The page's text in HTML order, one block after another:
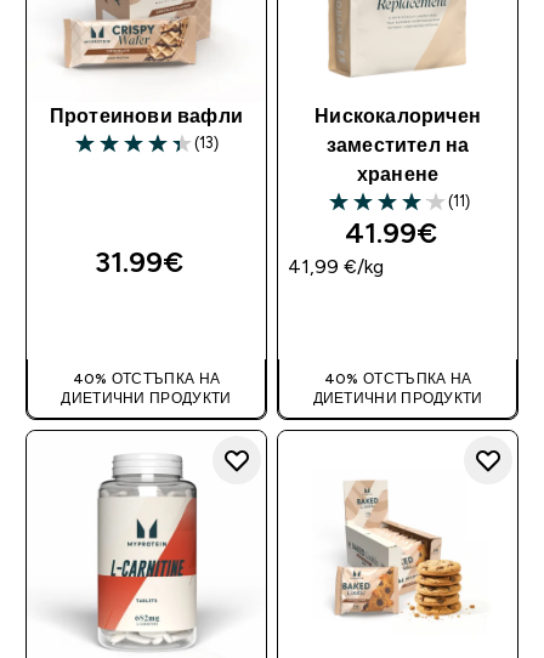
Протеинови вафли
4.38 out of 5 stars
(13)
31.99€‎
40% ОТСТЪПКА НА
ДИЕТИЧНИ ПРОДУКТИ
Нискокалоричен
заместител на
хранене
4.09 out of 5 stars
(11)
41.99€‎
41,99 €‎/kg
40% ОТСТЪПКА НА
ДИЕТИЧНИ ПРОДУКТИ